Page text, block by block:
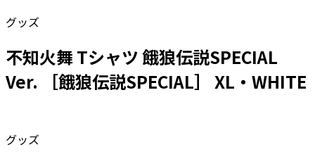
グッズ
不知火舞 Tシャツ 餓狼伝説SPECIAL
Ver. ［餓狼伝説SPECIAL］ XL・WHITE
グッズ